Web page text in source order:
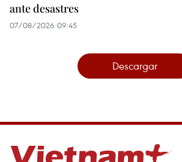
ante desastres
07/08/2026 09:45
Descargar